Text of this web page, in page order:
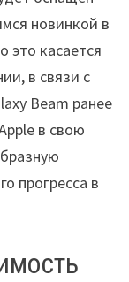
новинкой в
это касается
в связи с
Beam ранее
в свою
прогресса в